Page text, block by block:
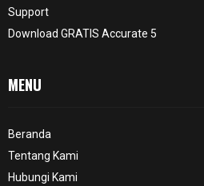
Support
Download GRATIS Accurate 5
MENU
Beranda
Tentang Kami
Hubungi Kami